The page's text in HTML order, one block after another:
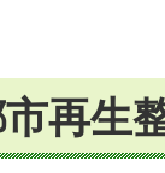
再生